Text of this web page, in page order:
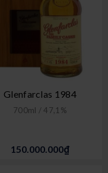
Glenfarclas 1984
700ml / 47,1%
150.000.000₫